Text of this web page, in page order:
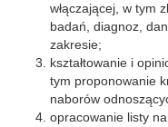
włączającej, w tym
badań, diagnoz,
zakresie;
kształtowanie i
tym proponowanie
naborów
opracowanie listy